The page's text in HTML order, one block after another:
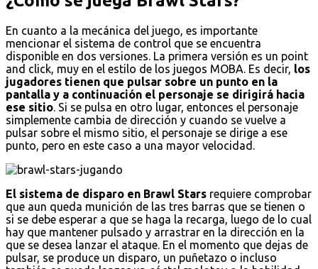
En cuanto a la mecánica del juego, es importante
mencionar el sistema de control que se encuentra
disponible en dos versiones. La primera versión es un point
and click, muy en el estilo de los juegos MOBA. Es decir, los
jugadores tienen que pulsar sobre un punto en la
pantalla y a continuación el personaje se dirigirá hacia
ese sitio. Si se pulsa en otro lugar, entonces el personaje
simplemente cambia de dirección y cuando se vuelve a
pulsar sobre el mismo sitio, el personaje se dirige a ese
punto, pero en este caso a una mayor velocidad.
El sistema de disparo en Brawl Stars requiere comprobar
que aun queda munición de las tres barras que se tienen o
si se debe esperar a que se haga la recarga, luego de lo cual
hay que mantener pulsado y arrastrar en la dirección en la
que se desea lanzar el ataque. En el momento que dejas de
pulsar, se produce un disparo, un puñetazo o incluso